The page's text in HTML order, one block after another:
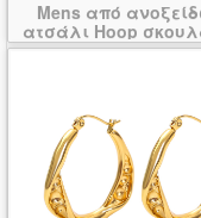
Mens από
ατσάλι Hoop